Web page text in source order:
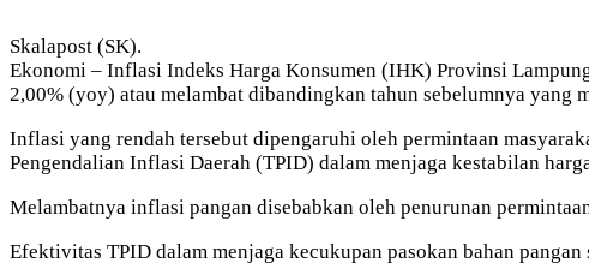
Skalapost (SK).
Ekonomi – Inflasi Indeks Harga Konsumen (IHK) Provinsi
2,00% (yoy) atau melambat dibandingkan tahun sebelumnya yang
Inflasi yang rendah tersebut dipengaruhi oleh permintaan
Pengendalian Inflasi Daerah (TPID) dalam menjaga kestabilan
Melambatnya inflasi pangan disebabkan oleh penurunan
Efektivitas TPID dalam menjaga kecukupan pasokan bahan